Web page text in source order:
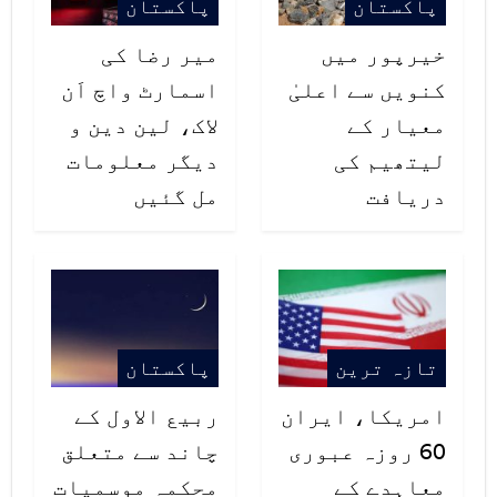
جاں بحق 70سالہ شخص شیخوپورہ کا
رہائشی تھا۔
پاکستان
خیرپور میں
کنویں سے اعلیٰ
معیار کے
لیتھیم کی
دریافت
پاکستان
میر رضا کی
اسمارٹ واچ اَن
لاک، لین دین و
دیگر معلومات
مل گئیں
تازہ ترین
امریکا، ایران
60 روزہ عبوری
معاہدے کے
پاکستان
ربیع الاول کے
چاند سے متعلق
محکمہ موسمیات